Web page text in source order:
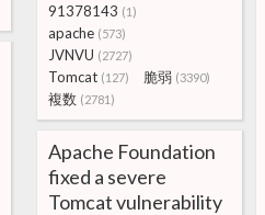
91378143 (1)
apache (573)
JVNVU (2727)
Tomcat (127) 脆弱 (3390)
複数 (2781)
Apache Foundation
fixed a severe
Tomcat vulnerability